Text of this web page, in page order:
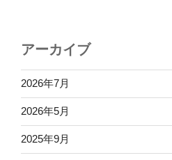
アーカイブ
2026年7月
2026年5月
2025年9月